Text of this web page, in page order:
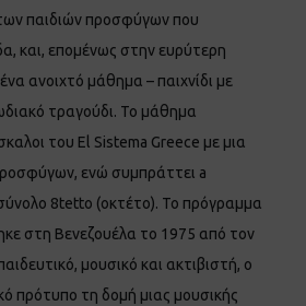
παιδιών προσφύγων που
και, επομένως στην ευρύτερη
ανοιχτό μάθημα – παιχνίδι με
τραγούδι. Το μάθημα
του El Sistema Greece με μια
ενώ συμπράττει a
8tetto (οκτέτο). Το πρόγραμμα
στη Βενεζουέλα το 1975 από τον
μουσικό και ακτιβιστή, ο
πρότυπο τη δομή μιας μουσικής